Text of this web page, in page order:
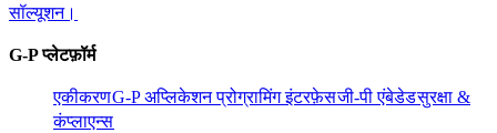
सॉल्यूशन।​​
G-P प्लेटफ़ॉर्म​​
एकीकरण​​G-P अप्लिकेशन प्रोग्रामिंग इंटरफ़ेस​​जी-पी एंबेडेड​​सुरक्षा &
कंप्लाएन्स​​